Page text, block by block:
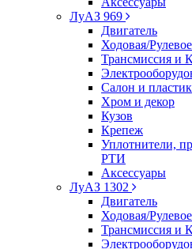
ЛуАЗ 969
Двигатель
Ходовая/
Трансмиссия и
Салон и пластик
Хром и декор
Кузов
Крепеж
Уплотнители,
РТИ
Аксессуары
ЛуАЗ 1302
Двигатель
Ходовая/
Трансмиссия и